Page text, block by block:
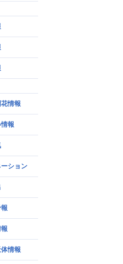
情報
報
ション
情報